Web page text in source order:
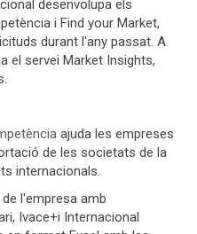
desenvolupa els
i Find your Market,
durant l'any passat. A
el servei Market Insights,
ajuda les empreses
de les societats de la
internacionals.
l'empresa amb
Ivace+i Internacional